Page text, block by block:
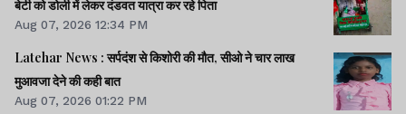
बेटी को डोली में लेकर दंडवत यात्रा कर रहे पिता
Aug 07, 2026 12:34 PM
Latehar News : सर्पदंश से किशोरी की मौत, सीओ ने चार लाख
मुआवजा देने की कही बात
Aug 07, 2026 01:22 PM